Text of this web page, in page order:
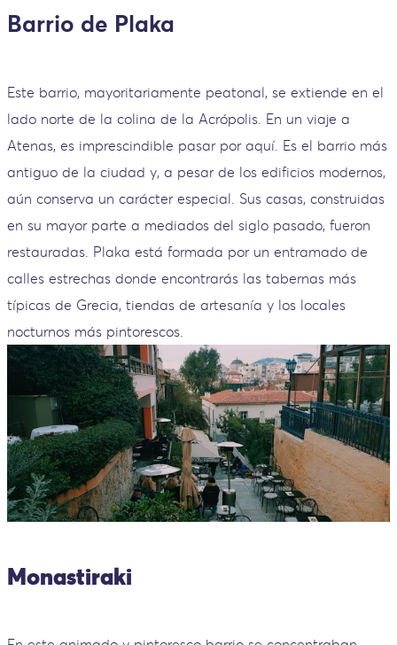
Barrio de Plaka
Este barrio, mayoritariamente peatonal, se extiende en el
lado norte de la colina de la Acrópolis. En un viaje a
Atenas, es imprescindible pasar por aquí. Es el barrio más
antiguo de la ciudad y, a pesar de los edificios modernos,
aún conserva un carácter especial. Sus casas, construidas
en su mayor parte a mediados del siglo pasado, fueron
restauradas. Plaka está formada por un entramado de
calles estrechas donde encontrarás las tabernas más
típicas de Grecia, tiendas de artesanía y los locales
nocturnos más pintorescos.
Monastiraki